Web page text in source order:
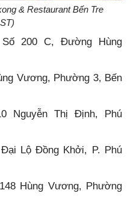
& Restaurant Bến Tre
Số 200 C, Đường Hùng
Vương, Phường 3, Bến
Nguyễn Thị Định, Phú
Lộ Đồng Khởi, P. Phú
Hùng Vương, Phường